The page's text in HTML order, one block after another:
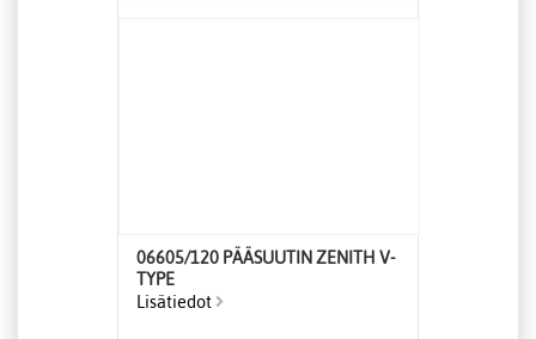
06605/120 PÄÄSUUTIN ZENITH V-
TYPE
Lisätiedot